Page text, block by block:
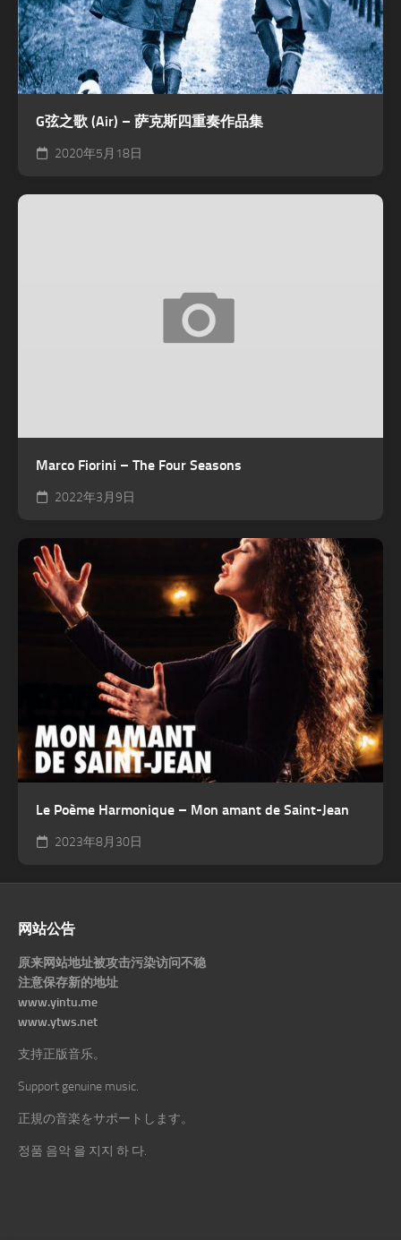
G弦之歌 (Air) – 萨克斯四重奏作品集
2020年5月18日
Marco Fiorini – The Four Seasons
2022年3月9日
Le Poème Harmonique – Mon amant de Saint-Jean
2023年8月30日
网站公告
原来网站地址被攻击污染访问不稳
注意保存新的地址
www.yintu.me
www.ytws.net
支持正版音乐。
Support genuine music.
正規の音楽をサポートします。
정품 음악 을 지지 하 다.